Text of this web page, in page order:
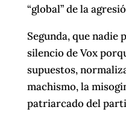
“global” de la
Segunda, que nadie
silencio de Vox
supuestos,
machismo, la
patriarcado del